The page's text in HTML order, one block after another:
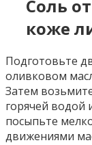
Соль
коже
Подготовьте
оливковом
Затем
горячей водой
посыпьте
движениями